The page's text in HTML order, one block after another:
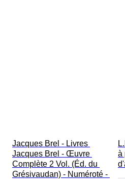
Jacques Brel - Livres
Jacques Brel - Œuvre
Complète 2 Vol. (Éd. du
Grésivaudan) - Numéroté -
à